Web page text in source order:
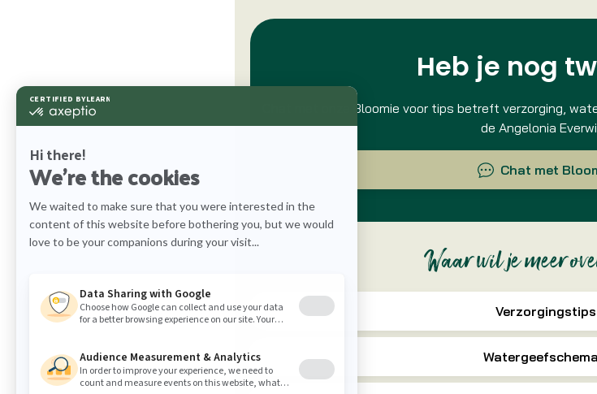
Heb je nog
Chat met onze Bloomie voor tips betreft verzorging,
de Angelonia
Chat met
Waar wil je meer
Verzorgingstips